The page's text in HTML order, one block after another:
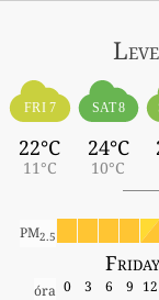
FRI 7
22°C
11°C
SAT 8
24°C
10°C
PM2.5
óra 0 3 6 9 12